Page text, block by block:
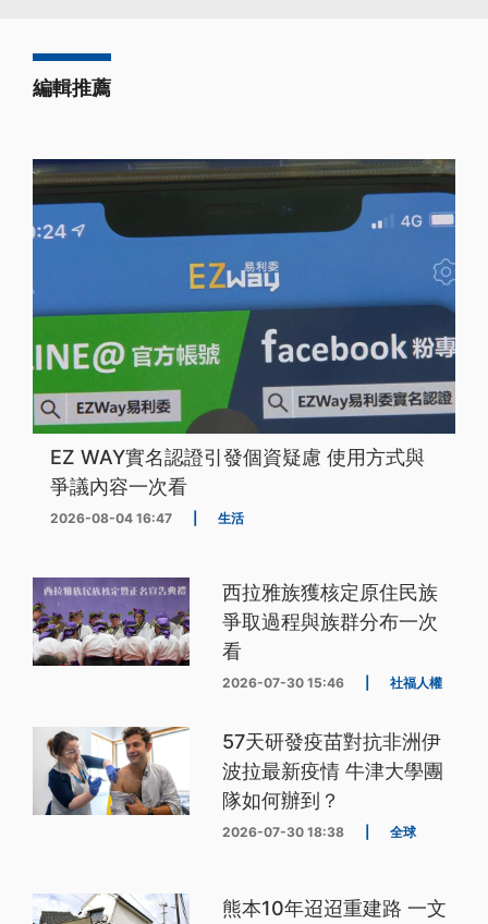
編輯推薦
EZ WAY實名認證引發個資疑慮 使用方式與
爭議內容一次看
2026-08-04 16:47 生活
西拉雅族獲核定原住民族
爭取過程與族群分布一次
看
2026-07-30 15:46 社福人權
57天研發疫苗對抗非洲伊
波拉最新疫情 牛津大學團
隊如何辦到？
2026-07-30 18:38 全球
熊本10年迢迢重建路 一文